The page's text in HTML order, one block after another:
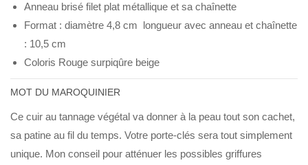
Anneau brisé filet plat métallique et sa chaînette
Format : diamètre 4,8 cm longueur avec anneau et chaînette
: 10,5 cm
Coloris Rouge surpiqûre beige
MOT DU MAROQUINIER
Ce cuir au tannage végétal va donner à la peau tout son cachet,
sa patine au fil du temps. Votre porte-clés sera tout simplement
unique. Mon conseil pour atténuer les possibles griffures